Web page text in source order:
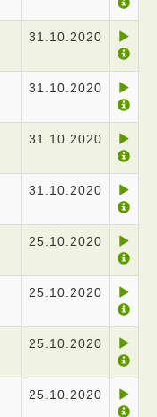
31.10.2020
31.10.2020
31.10.2020
31.10.2020
25.10.2020
25.10.2020
25.10.2020
25.10.2020